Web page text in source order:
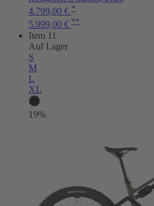
4.799,00 € *
5.999,00 € **
Item 11
Auf Lager
S
M
L
XL
19%